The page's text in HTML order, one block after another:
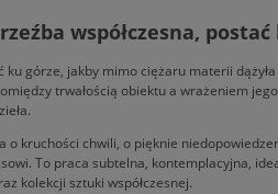
rzeźba współczesna,
ku górze, jakby mimo ciężaru materii
trwałością obiektu a wrażeniem
o kruchości chwili, o pięknie
To praca subtelna, kontemplacyjna,
kolekcji sztuki współczesnej.